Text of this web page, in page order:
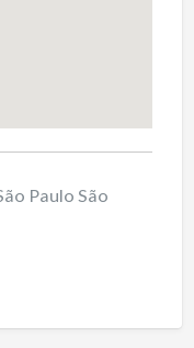
Paulo São